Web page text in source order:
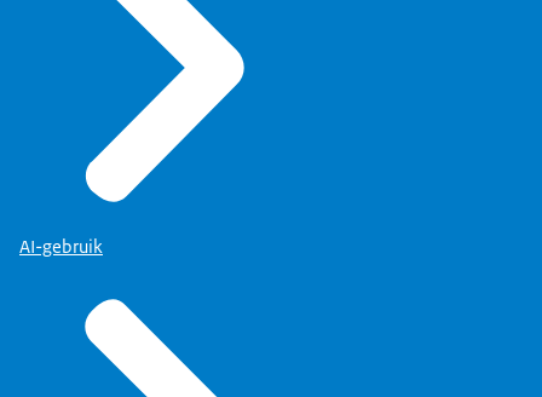
Hij koopt hier 3300 hectare woeste grond. Alles
wat je nu ziet, bestond toen niet.
En hij laat hier drie gestichten bouwen.
En hij wilde de kinderen hierheen halen om hen in
alle rust,
zonder stress of wat dan ook, te leren lezen,
en hun op die manier een voorsprong te geven op
Die waren analfabeet, want de leerplicht is immers
pas
in 1900 in Nederland gekomen.
AI-gebruik